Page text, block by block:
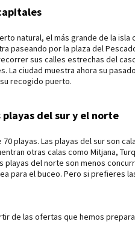
natural, el más grande de la
paseando por la plaza del
sus calles estrechas del
La ciudad muestra ahora su
recogido puerto.
del sur y el norte
playas. Las playas del sur son
otras calas como Mitjana,
playas del norte son menos
para el buceo. Pero si prefieres
de las ofertas que hemos